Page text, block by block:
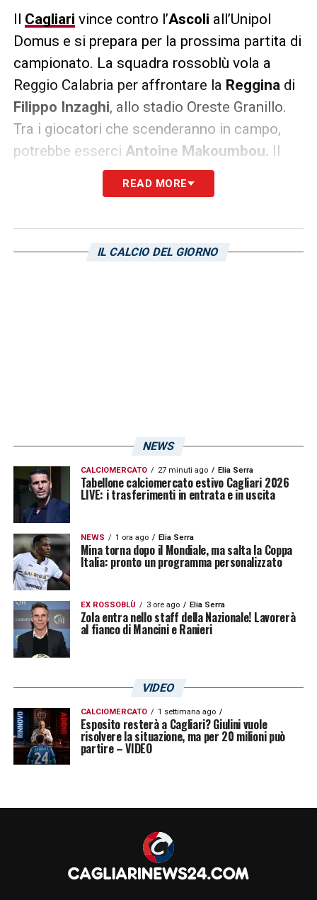
Il Cagliari vince contro l’Ascoli all’Unipol
Domus e si prepara per la prossima partita di
campionato. La squadra rossoblù vola a
Reggio Calabria per affrontare la Regginadi
Filippo Inzaghi, allo stadio Oreste Granillo.
Tra i giocatori che scenderanno in campo,
potrebbe esserci Antoine Makoumbou. Il
giocatore numero 29 è diventato
un’insostituibile della squadra rossoblù:
resto dei suoi compagni, Makoumbou ha
READ MORE
IL CALCIO DEL GIORNO
NEWS
CALCIOMERCATO 27 minuti ago Elia Serra
Tabellone calciomercato estivo Cagliari 2026
LIVE: i trasferimenti in entrata e in uscita
NEWS 1 ora ago Elia Serra
Mina torna dopo il Mondiale, ma salta la Coppa
Italia: pronto un programma personalizzato
EX ROSSOBLÙ 3 ore ago Elia Serra
Zola entra nello staff della Nazionale! Lavorerà
al fianco di Mancini e Ranieri
VIDEO
CALCIOMERCATO 1 settimana ago
Esposito resterà a Cagliari? Giulini vuole
risolvere la situazione, ma per 20 milioni può
partire – VIDEO